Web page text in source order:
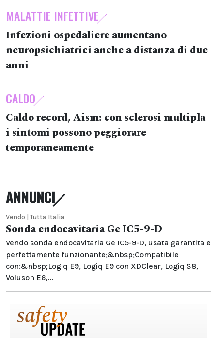
MALATTIE INFETTIVE
Infezioni ospedaliere aumentano
neuropsichiatrici anche a distanza di due
anni
CALDO
Caldo record, Aism: con sclerosi multipla
i sintomi possono peggiorare
temporaneamente
ANNUNCI
Vendo | Tutta Italia
Sonda endocavitaria Ge IC5-9-D
Vendo sonda endocavitaria Ge IC5-9-D, usata garantita e
perfettamente funzionante;&nbsp;Compatibile
con:&nbsp;Logiq E9, Logiq E9 con XDClear, Logiq S8,
Voluson E6,...